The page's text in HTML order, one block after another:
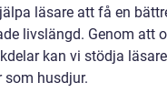
läsare att få en
livslängd. Genom att
kan vi stödja
som husdjur.